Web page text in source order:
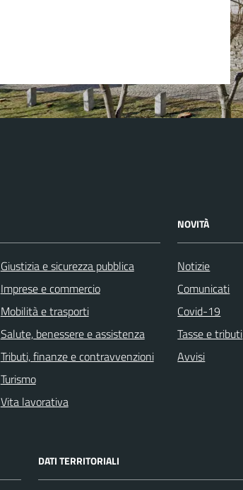
Giustizia e sicurezza pubblica
Imprese e commercio
Mobilità e trasporti
Salute, benessere e assistenza
Tributi, finanze e contravvenzioni
Turismo
Vita lavorativa
NOVITÀ
Notizie
Comunicati
Covid-19
Tasse e tributi
Avvisi
DATI TERRITORIALI